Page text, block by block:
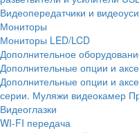
Видеопередатчики и
Мониторы
Мониторы LED/LCD
Дополнительное
Дополнительные опции и
Дополнительные опции и
серии. Муляжи видеокамер
Видеоглазки
WI-FI передача